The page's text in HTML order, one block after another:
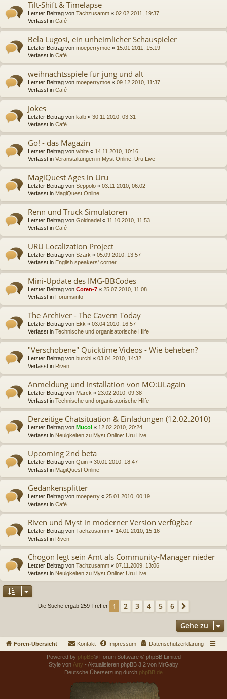
Tilt-Shift & Timelapse
Letzter Beitrag von Tachzusamm « 02.02.2011, 19:37
Verfasst in Café
Bela Lugosi, ein unheimlicher Schauspieler
Letzter Beitrag von moeperrymoe « 15.01.2011, 15:19
Verfasst in Café
weihnachtsspiele für jung und alt
Letzter Beitrag von moeperrymoe « 09.12.2010, 11:37
Verfasst in Café
Jokes
Letzter Beitrag von kalb « 30.11.2010, 03:31
Verfasst in Café
Go! - das Magazin
Letzter Beitrag von white « 14.11.2010, 10:16
Verfasst in Veranstaltungen in Myst Online: Uru Live
MagiQuest Ages in Uru
Letzter Beitrag von Seppolo « 03.11.2010, 06:02
Verfasst in MagiQuest Online
Renn und Truck Simulatoren
Letzter Beitrag von Goldnadel « 11.10.2010, 11:53
Verfasst in Café
URU Localization Project
Letzter Beitrag von Szark « 05.09.2010, 13:57
Verfasst in English speakers' corner
Mini-Update des IMG-BBCodes
Letzter Beitrag von Coren-7 « 25.07.2010, 11:08
Verfasst in Forumsinfo
The Archiver - The Cavern Today
Letzter Beitrag von Ekk « 03.04.2010, 16:57
Verfasst in Technische und organisatorische Hilfe
"Verschobene" Quicktime Videos - Wie beheben?
Letzter Beitrag von burchi « 03.04.2010, 14:32
Verfasst in Riven
Anmeldung und Installation von MO:ULagain
Letzter Beitrag von Marck « 23.02.2010, 09:38
Verfasst in Technische und organisatorische Hilfe
Derzeitige Chatsituation & Einladungen (12.02.2010)
Letzter Beitrag von Mucol « 12.02.2010, 20:24
Verfasst in Neuigkeiten zu Myst Online: Uru Live
Upcoming 2nd beta
Letzter Beitrag von Quin « 30.01.2010, 18:47
Verfasst in MagiQuest Online
Gedankensplitter
Letzter Beitrag von moeperry « 25.01.2010, 00:19
Verfasst in Café
Riven und Myst in moderner Version verfügbar
Letzter Beitrag von Tachzusamm « 14.01.2010, 15:16
Verfasst in Riven
Chogon legt sein Amt als Community-Manager nieder
Letzter Beitrag von Tachzusamm « 07.11.2009, 13:06
Verfasst in Neuigkeiten zu Myst Online: Uru Live
Die Suche ergab 259 Treffer 1 2 3 4 5 6
Gehe zu
Foren-Übersicht Datenschutzerklärung
Impressum
Kontakt
Powered by phpBB® Forum Software © phpBB Limited
Style von Arty - Aktualisieren phpBB 3.2 von MrGaby
Deutsche Übersetzung durch phpBB.de